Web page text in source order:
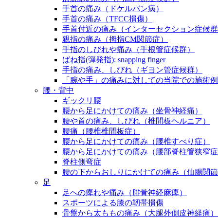
手首の痛み（ドケルバン病）
手首の痛み（TFCC損傷）
手首付近の痛み（インターセクション症候群
親指の痛み（拇指CM関節症）
手指のしびれや痛み（手根管症候群）
ばね指(弾発指): snapping finger
手指の痛み、しびれ（ギヨン管症候群）
「腕や手」の痛みに対しての当院での施術例
腰・背中
ギックリ腰
腰から足にかけての痛み（坐骨神経痛）
腰や首の痛み、しびれ（椎間板ヘルニア）
腰痛（腰椎椎間板症）
腰から足にかけての痛み（腰椎すべり症）
腰から足にかけての痛み（腰部脊柱管狭窄症
脊柱側弯症
腰の下からおしりにかけての痛み（仙腸関節
足
足への痺れや痛み（腓骨神経麻痺）
スポーツによる膝の靭帯損傷
骨盤から太ももの痛み（大腿外側皮神経痛）